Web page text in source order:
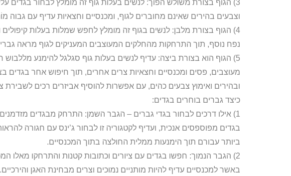
3) הגוף בצורת משולש הפוך: לנשים בעלות גוף זה מומלץ לבחור בגדים
וצבעים בהירים שאינם מחוברים לגוף, ומכנסיים וחצאיות עדיף עם גבוה
4) הגוף בצורת מלבן: לנשים בגוף זה מומלץ לחפש שמלות בעלות קיפולים
נפח נוסף, תוך התרחקות מהחלקים המעוצבים המעניקים לגוף מראה גברי.
5) הגוף הוא בצורת ביצה: עדיף לנשים בעלות גוף סגלגל להימנע
מעוצבים, פסים ומכנסיים וחצאיות צרים אחרים, תוך חיפוש אחר בגדים
ובהירים ואימוץ צבעים כהים, עם אפשרות להוסיף אביזרים רכים לשבירת
כיצד גברים בוחרים בגדים:
1) אילו דרכים לבחור בגדי גברים – הגבר השמן: התרחק מבגדים
בגדים מפוספסים אנכית, ועדיף לקטגוריה זו לבחור ג’ינס עם חגורה
ביותר עבורם תוך הימנעות ממלית החולצה בתוך המכנסיים.
2) הגבר הנמוך: חפשו בגדים עם ציורים וכתובות קטנות והתרחקו מאלו
באשר למכנסיים עדיף להיות מותניים נמוכים וצרים מבחינת האגן